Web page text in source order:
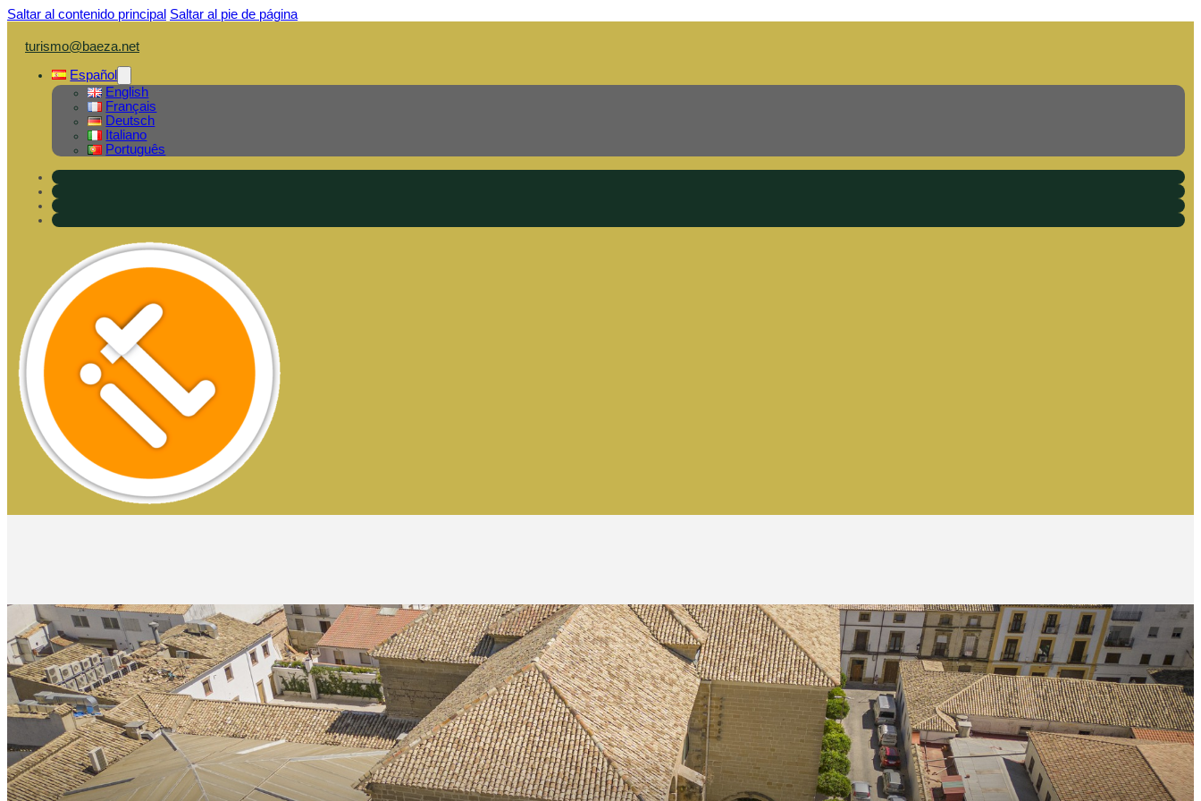
Saltar al contenido principal Saltar al pie de página
turismo@baeza.net
Español
English
Français
Deutsch
Italiano
Português